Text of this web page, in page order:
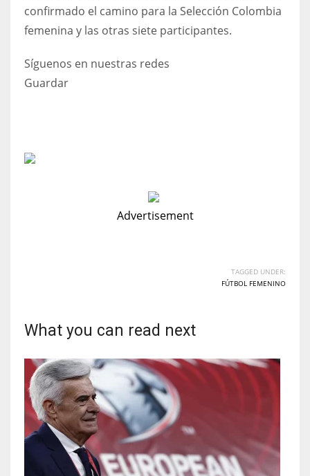
confirmado el camino para la Selección Colombia
femenina y las otras siete participantes.
Síguenos en nuestras redes
Guardar
Advertisement
TAGGED UNDER:
FÚTBOL FEMENINO
What you can read next